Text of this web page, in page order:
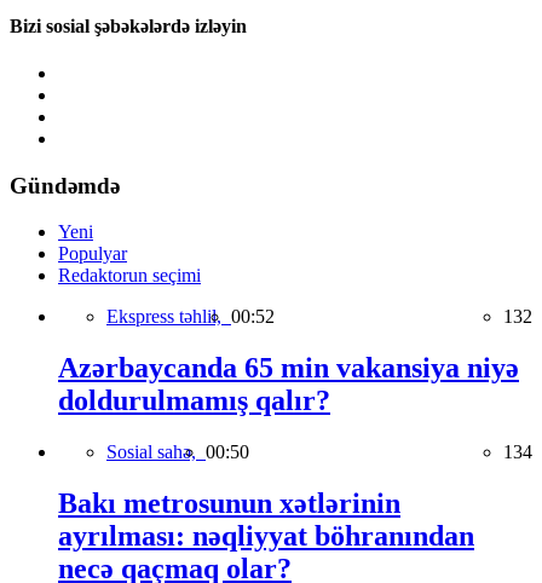
Bizi sosial şəbəkələrdə izləyin
Gündəmdə
Yeni
Populyar
Redaktorun seçimi
Ekspress təhlil, 00:52 132
Azərbaycanda 65 min vakansiya niyə
doldurulmamış qalır?
Sosial sahə, 00:50 134
Bakı metrosunun xətlərinin
ayrılması: nəqliyyat böhranından
necə qaçmaq olar?